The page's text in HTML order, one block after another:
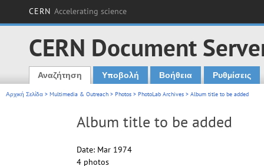
CERN Accelerating science
CERN Document
Main menu
Αναζήτηση Υποβολή Βοήθεια Ρυθμίσεις
Αρχική Σελίδα > Multimedia & Outreach > Photos > PhotoLab Archives > Album title to be added
Album title to be added
Date: Mar 1974
4 photos